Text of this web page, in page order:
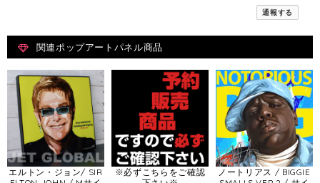
通報する
関連ポップアートパネル商品
エルトン・ジョン/ SIR
※必ずこちらをご確認
ノートリアス / BIGGIE